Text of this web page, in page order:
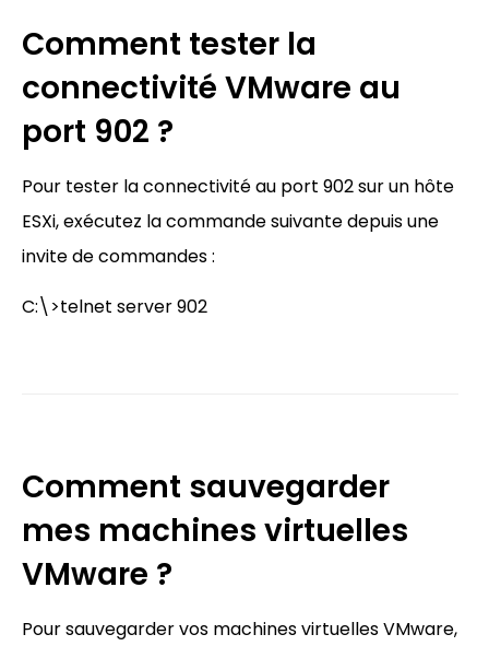
Comment tester la
connectivité VMware au
port 902 ?
Pour tester la connectivité au port 902 sur un hôte
ESXi, exécutez la commande suivante depuis une
invite de commandes :
C:\>telnet server 902
Comment sauvegarder
mes machines virtuelles
VMware ?
Pour sauvegarder vos machines virtuelles VMware,